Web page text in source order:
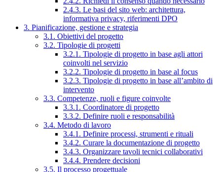
2.4.3. Le basi del sito web: architettura,
informativa privacy, riferimenti DPO
3. Pianificazione, gestione e strategia
3.1. Obiettivi del progetto
3.2. Tipologie di progetti
3.2.1. Tipologie di progetto in base agli attori
coinvolti nel servizio
3.2.2. Tipologie di progetto in base al focus
3.2.3. Tipologie di progetto in base all’ambito di
intervento
3.3. Competenze, ruoli e figure coinvolte
3.3.1. Coordinatore di progetto
3.3.2. Definire ruoli e responsabilità
3.4. Metodo di lavoro
3.4.1. Definire processi, strumenti e rituali
3.4.2. Curare la documentazione di progetto
3.4.3. Organizzare tavoli tecnici collaborativi
3.4.4. Prendere decisioni
3.5. Il processo progettuale